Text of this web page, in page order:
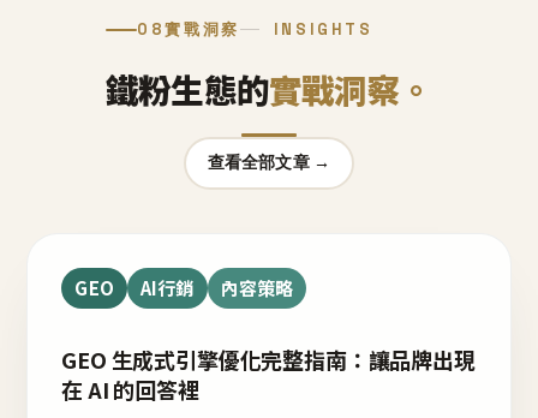
08實戰洞察 INSIGHTS
鐵粉生態的實戰洞察。
查看全部文章 →
GEO AI行銷 內容策略
GEO 生成式引擎優化完整指南：讓品牌出現
在 AI 的回答裡